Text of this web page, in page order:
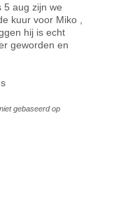
5 aug zijn we
kuur voor Miko ,
hij is echt
geworden en
gebaseerd op